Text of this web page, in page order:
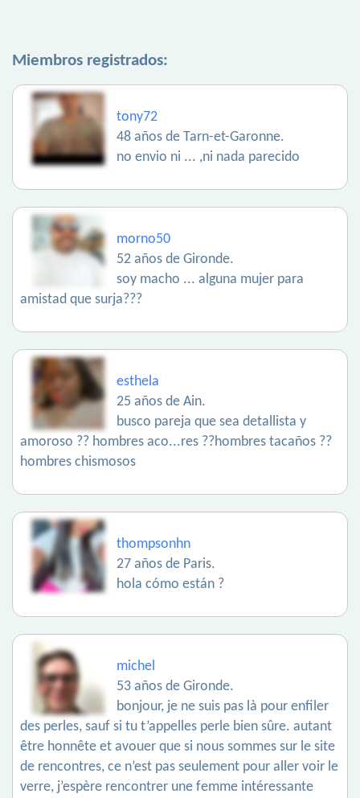
Miembros registrados:
tony72
48 años de Tarn-et-Garonne.
no envio ni ... ,ni nada parecido
morno50
52 años de Gironde.
soy macho ... alguna mujer para
amistad que surja???
esthela
25 años de Ain.
busco pareja que sea detallista y
amoroso ?? hombres aco...res ??hombres tacaños ??
hombres chismosos
thompsonhn
27 años de Paris.
hola cómo están ?
michel
53 años de Gironde.
bonjour, je ne suis pas là pour enfiler
des perles, sauf si tu t’appelles perle bien sûre. autant
être honnête et avouer que si nous sommes sur le site
de rencontres, ce n’est pas seulement pour aller voir le
verre, j’espère rencontrer une femme intéressante